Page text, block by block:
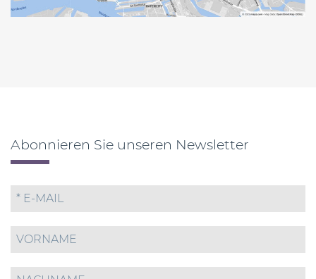
Abonnieren Sie unseren Newsletter